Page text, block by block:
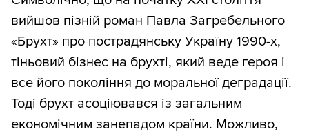
вийшов пізній роман Павла Загребельного
«Брухт» про пострадянську Україну 1990-х,
тіньовий бізнес на брухті, який веде героя і
все його покоління до моральної деградації.
Тоді брухт асоціювався із загальним
економічним занепадом країни. Можливо,